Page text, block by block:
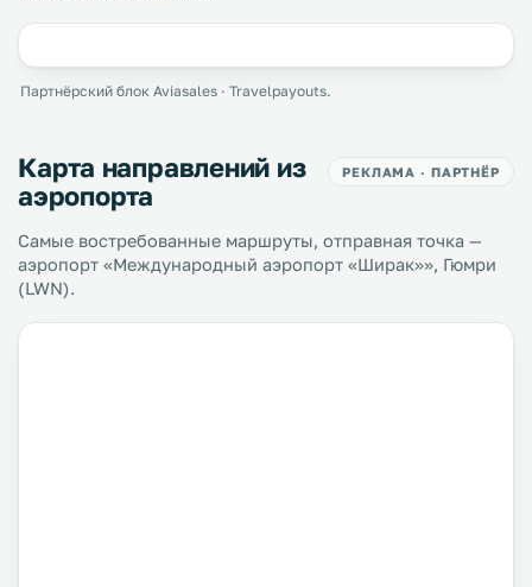
Партнёрский блок Aviasales · Travelpayouts.
Карта направлений из
аэропорта
РЕКЛАМА · ПАРТНЁР
Самые востребованные маршруты, отправная точка —
аэропорт «Международный аэропорт «Ширак»», Гюмри
(LWN).